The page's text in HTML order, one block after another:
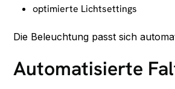
optimierte Lichtsettings
Die Beleuchtung passt sich
Automatisierte